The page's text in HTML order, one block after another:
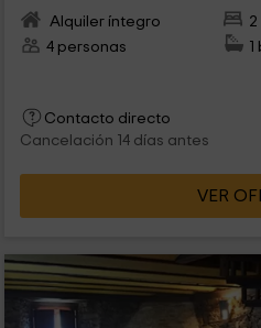
Alquiler íntegro
4 personas
1
Contacto directo
Cancelación 14 días antes
VER